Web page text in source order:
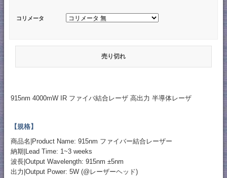
コリメータ
売り切れ
915nm 4000mW IR ファイバ結合レーザ 高出力 半導体レーザ
【規格】
商品名|Product Name: 915nm ファイバー結合レーザー
納期|Lead Time: 1~3 weeks
波長|Output Wavelength: 915nm ±5nm
出力|Output Power: 5W (@レーザーヘッド)